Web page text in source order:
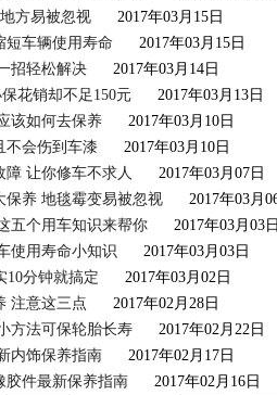
方易被忽视
2017年03月15日
短车辆使用寿命
2017年03月15日
招轻松解决
2017年03月14日
花销却不足150元
2017年03月13日
该如何去保养
2017年03月10日
不会伤到车漆
2017年03月10日
障 让你修车不求人
2017年03月07日
保养 地毯霉变易被忽视
2017年03月
五个用车知识来帮你
2017年03月03
使用寿命小知识
2017年03月03日
10分钟就搞定
2017年03月02日
注意这三点
2017年02月28日
方法可保轮胎长寿
2017年02月22日
内饰保养指南
2017年02月17日
胶件最新保养指南
2017年02月16日